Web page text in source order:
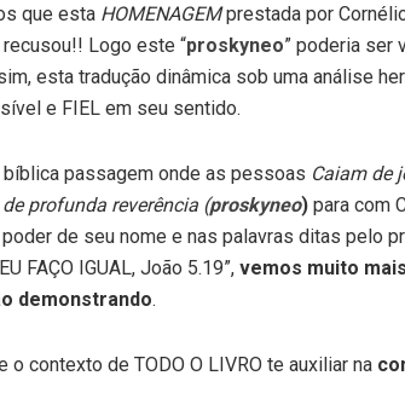
que esta HOMENAGEMprestada por
Logo este “proskyneo” poderia ser
esta tradução dinâmica sob uma análise
e FIEL em seu sentido.
passagem onde as pessoas Caiam de
profunda reverência (proskyneo) para com
de seu nome e nas palavras ditas pelo
FAÇO IGUAL, João 5.19”, vemos muito
demonstrando.
o contexto de TODO O LIVRO te auxiliar na